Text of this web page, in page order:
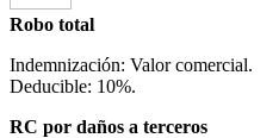
Robo total
Indemnización: Valor comercial.
Deducible: 10%.
RC por daños a terceros